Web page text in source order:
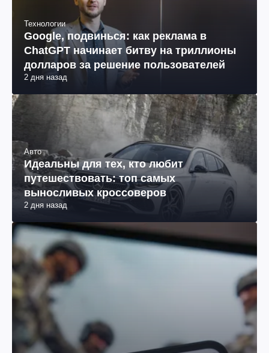
Технологии
Google, подвинься: как реклама в
ChatGPT начинает битву на триллионы
долларов за решение пользователей
2 дня назад
Авто
Идеальны для тех, кто любит
путешествовать: топ самых
выносливых кроссоверов
2 дня назад